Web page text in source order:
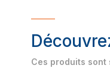
Ces produits